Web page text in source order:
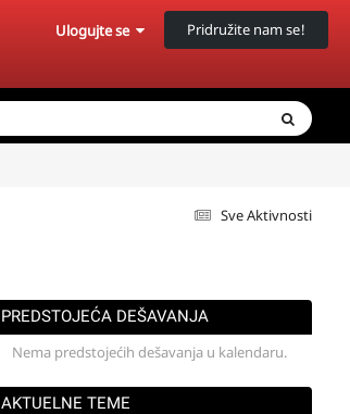
Ulogujte se Pridružite nam se!
Sve Aktivnosti
PREDSTOJEĆA DEŠAVANJA
Nema predstojećih dešavanja u kalendaru.
AKTUELNE TEME